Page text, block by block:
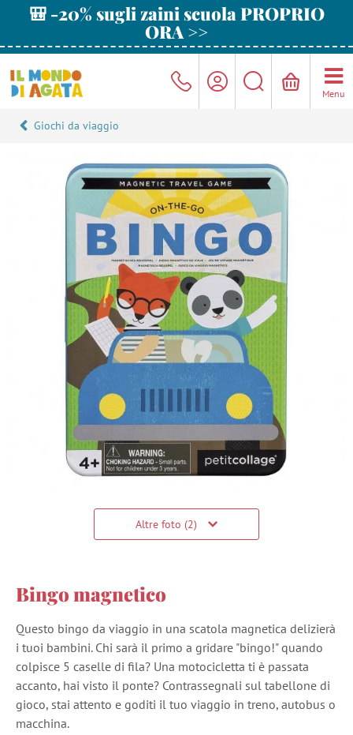
🎒 -20% sugli zaini scuola PROPRIO
ORA >>
Menu
Giochi da viaggio
Altre foto (2)
Bingo magnetico
Questo bingo da viaggio in una scatola magnetica delizierà
i tuoi bambini. Chi sarà il primo a gridare "bingo!" quando
colpisce 5 caselle di fila? Una motocicletta ti è passata
accanto, hai visto il ponte? Contrassegnali sul tabellone di
gioco, stai attento e goditi il tuo viaggio in treno, autobus o
macchina.